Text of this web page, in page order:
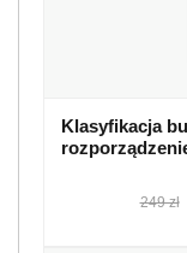
Klasyfikacja
249 zł